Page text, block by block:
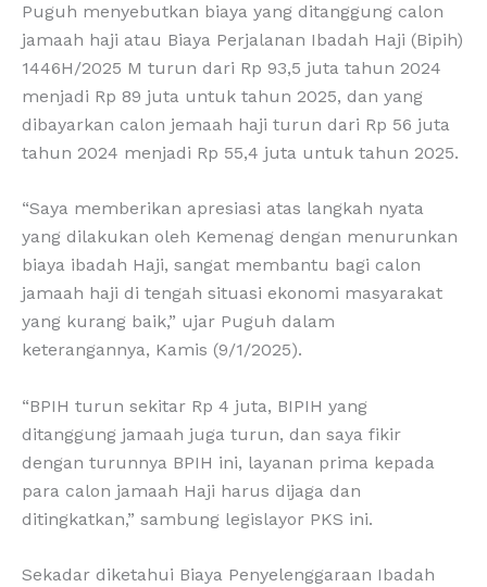
Puguh menyebutkan biaya yang ditanggung calon
jamaah haji atau Biaya Perjalanan Ibadah Haji (Bipih)
1446H/2025 M turun dari Rp 93,5 juta tahun 2024
menjadi Rp 89 juta untuk tahun 2025, dan yang
dibayarkan calon jemaah haji turun dari Rp 56 juta
tahun 2024 menjadi Rp 55,4 juta untuk tahun 2025.
“Saya memberikan apresiasi atas langkah nyata
yang dilakukan oleh Kemenag dengan menurunkan
biaya ibadah Haji, sangat membantu bagi calon
jamaah haji di tengah situasi ekonomi masyarakat
yang kurang baik,” ujar Puguh dalam
keterangannya, Kamis (9/1/2025).
“BPIH turun sekitar Rp 4 juta, BIPIH yang
ditanggung jamaah juga turun, dan saya fikir
dengan turunnya BPIH ini, layanan prima kepada
para calon jamaah Haji harus dijaga dan
ditingkatkan,” sambung legislayor PKS ini.
Sekadar diketahui Biaya Penyelenggaraan Ibadah